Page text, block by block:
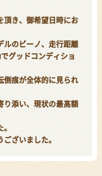
頂き、御希望日時にお
ルのビーノ、走行距離
グッドコンディショ
倒痕が全体的に見られ
り添い、現状の最高額
ざいました。